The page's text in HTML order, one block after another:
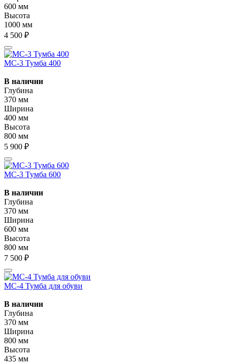
600 мм
Высота
1000 мм
4 500 ₽
МС-3 Тумба 400
В наличии
Глубина
370 мм
Ширина
400 мм
Высота
800 мм
5 900 ₽
МС-3 Тумба 600
В наличии
Глубина
370 мм
Ширина
600 мм
Высота
800 мм
7 500 ₽
МС-4 Тумба для обуви
В наличии
Глубина
370 мм
Ширина
800 мм
Высота
435 мм